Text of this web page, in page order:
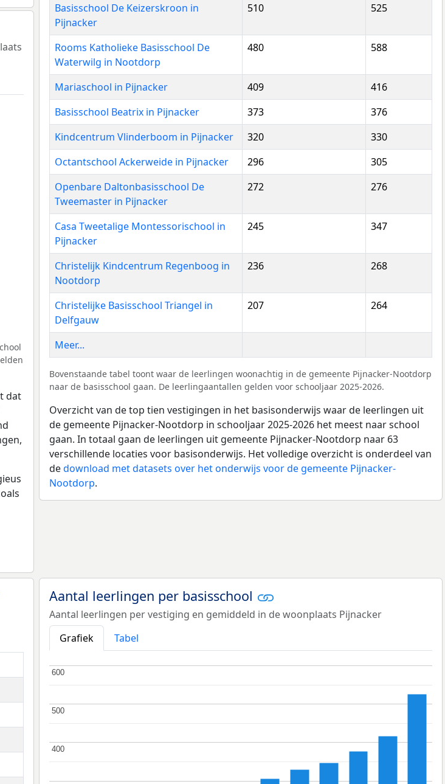
dat
Basisschool De Keizerskroon in
Pijnacker
510 525
Rooms Katholieke Basisschool De
Waterwilg in Nootdorp
480 588
Mariaschool in Pijnacker 409
416
Basisschool Beatrix in Pijnacker
373
376
Kindcentrum Vlinderboom in Pijnacker
320
330
Octantschool Ackerweide in Pijnacker
296
305
Openbare Daltonbasisschool De
Tweemaster in Pijnacker
272 276
Casa Tweetalige Montessorischool in
Pijnacker
245 347
Christelijk Kindcentrum Regenboog in
Nootdorp
236 268
Christelijke Basisschool Triangel in
Delfgauw
207 264
Meer...
Bovenstaande tabel toont waar de leerlingen woonachtig in de gemeente Pijnacker-Nootdorp
naar de basisschool gaan. De leerlingaantallen gelden voor schooljaar 2025-2026.
Overzicht van de top tien vestigingen in het basisonderwijs waar de leerlingen uit
de gemeente Pijnacker-Nootdorp in schooljaar 2025-2026 het meest naar school
gaan. In totaal gaan de leerlingen uit gemeente Pijnacker-Nootdorp naar 63
verschillende locaties voor basisonderwijs. Het volledige overzicht is onderdeel van
dedownload met datasets over het onderwijs voor de gemeente Pijnacker-
Nootdorp.
Aantal leerlingen per basisschool
Aantal leerlingen per vestiging en gemiddeld in de woonplaats Pijnacker
Grafiek
Tabel
400
400
500
500
600
600